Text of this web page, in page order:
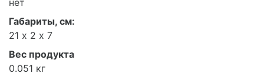
нет
Габариты, см:
21 х 2 х 7
Вес продукта
0.051 кг